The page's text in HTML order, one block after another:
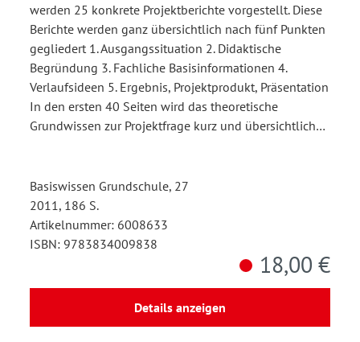
werden 25 konkrete Projektberichte vorgestellt. Diese
Berichte werden ganz übersichtlich nach fünf Punkten
gegliedert 1. Ausgangssituation 2. Didaktische
Begründung 3. Fachliche Basisinformationen 4.
Verlaufsideen 5. Ergebnis, Projektprodukt, Präsentation
In den ersten 40 Seiten wird das theoretische
Grundwissen zur Projektfrage kurz und übersichtlich…
Basiswissen Grundschule, 27
2011, 186 S.
Artikelnummer: 6008633
ISBN: 9783834009838
18,00 €
Details anzeigen